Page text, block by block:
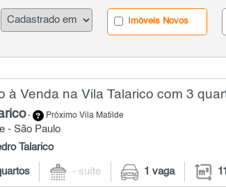
Imóveis Novos
à Venda na Vila Talarico com 3
- Próximo Vila Matilde
- São Paulo
Talarico
- suíte 1 vaga